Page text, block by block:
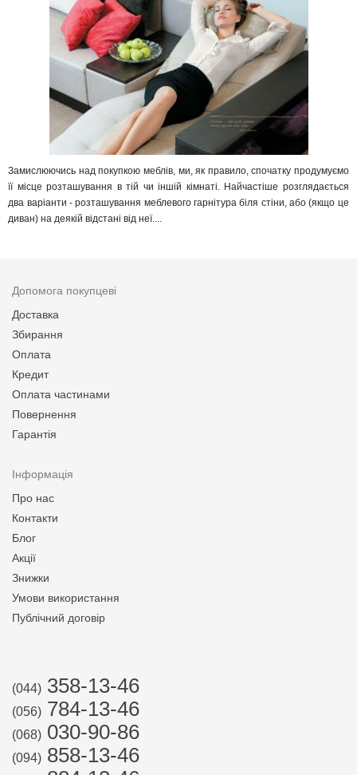
Замислюючись над покупкою меблів, ми, як правило, спочатку продумуємо
її місце розташування в тій чи іншій кімнаті. Найчастіше розглядається
два варіанти - розташування меблевого гарнітура біля стіни, або (якщо це
диван) на деякій відстані від неї....
Допомога покупцеві
Доставка
Збирання
Оплата
Кредит
Оплата частинами
Повернення
Гарантія
Інформація
Про нас
Контакти
Блог
Акції
Знижки
Умови використання
Публічний договір
(044) 358-13-46
(056) 784-13-46
(068) 030-90-86
(094) 858-13-46